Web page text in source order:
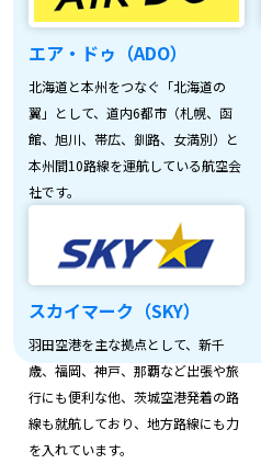
エア・ドゥ（ADO）
北海道と本州をつなぐ「北海道の
翼」として、道内6都市（札幌、函
館、旭川、帯広、釧路、女満別）と
本州間10路線を運航している航空会
社です。
スカイマーク（SKY）
羽田空港を主な拠点として、新千
歳、福岡、神戸、那覇など出張や旅
行にも便利な他、茨城空港発着の路
線も就航しており、地方路線にも力
を入れています。